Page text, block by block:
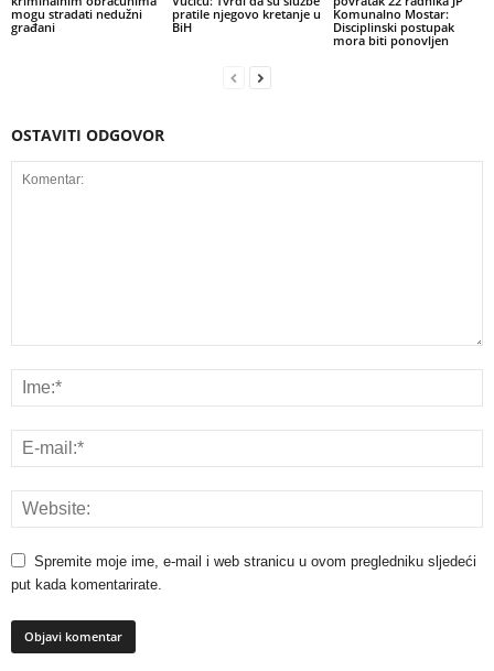
mogu stradati nedužni
građani
pratile njegovo kretanje u
BiH
Komunalno Mostar:
Disciplinski postupak
mora biti ponovljen
OSTAVITI ODGOVOR
Spremite moje ime, e-mail i web stranicu u ovom pregledniku sljedeći
put kada komentarirate.